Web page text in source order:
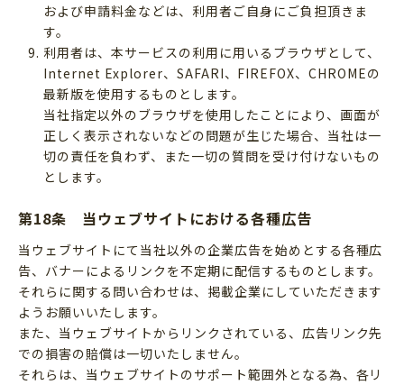
および申請料金などは、利用者ご自身にご負担頂きま
す。
利用者は、本サービスの利用に用いるブラウザとして、
Internet Explorer、SAFARI、FIREFOX、CHROMEの
最新版を使用するものとします。
当社指定以外のブラウザを使用したことにより、画面が
正しく表示されないなどの問題が生じた場合、当社は一
切の責任を負わず、また一切の質問を受け付けないもの
とします。
第18条 当ウェブサイトにおける各種広告
当ウェブサイトにて当社以外の企業広告を始めとする各種広
告、バナーによるリンクを不定期に配信するものとします。
それらに関する問い合わせは、掲載企業にしていただきます
ようお願いいたします。
また、当ウェブサイトからリンクされている、広告リンク先
での損害の賠償は一切いたしません。
それらは、当ウェブサイトのサポート範囲外となる為、各リ